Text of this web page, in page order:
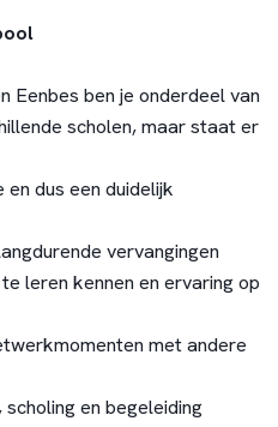
Eenbes ben je onderdeel van
scholen, maar staat er
dus een duidelijk
vervangingen
leren kennen en ervaring op
met andere
en begeleiding